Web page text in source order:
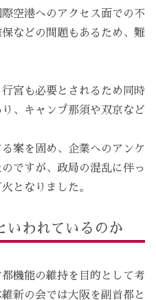
空港へのアクセス面での不
などの問題もあるため、難
宮も必要とされるため同時
、キャンプ那須や双京など
案を固め、企業へのアンケ
ですが、政局の混乱に伴っ
となりました。
いわれているのか
機能の維持を目的として考
新の会では大阪を副首都と